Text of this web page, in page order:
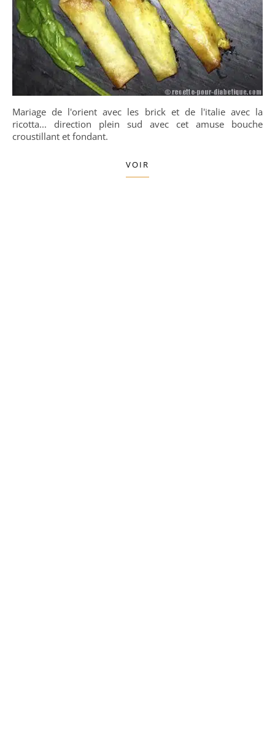
Mariage de l'orient avec les brick et de l'italie avec la
ricotta... direction plein sud avec cet amuse bouche
croustillant et fondant.
VOIR